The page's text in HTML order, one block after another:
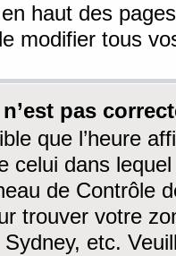
haut des
modifier tous
n’est pas
que l’heure
celui dans
de Contrôle
trouver votre
Sydney, etc.